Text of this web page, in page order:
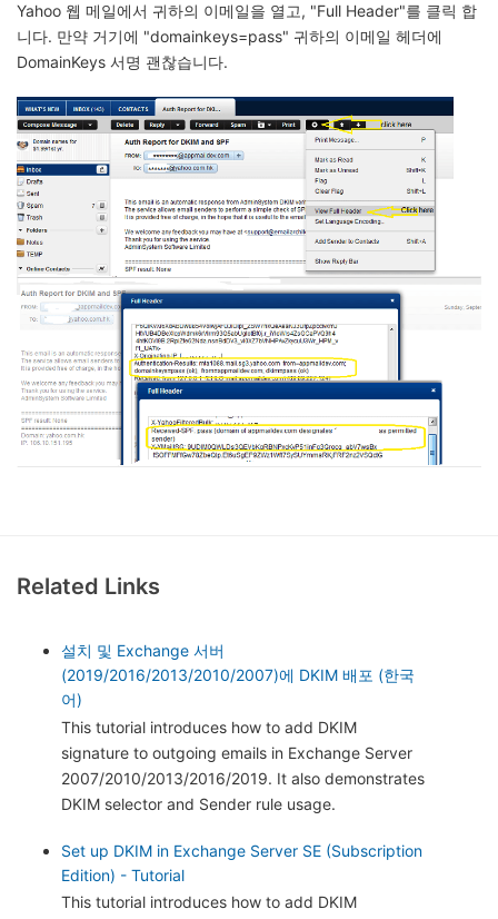
Yahoo 웹 메일에서 귀하의 이메일을 열고, "Full Header"를 클릭 합
니다. 만약 거기에 "domainkeys=pass" 귀하의 이메일 헤더에
DomainKeys 서명 괜찮습니다.
Related Links
설치 및 Exchange 서버
(2019/2016/2013/2010/2007)에 DKIM 배포 (한국
어)
This tutorial introduces how to add DKIM
signature to outgoing emails in Exchange Server
2007/2010/2013/2016/2019. It also demonstrates
DKIM selector and Sender rule usage.
Set up DKIM in Exchange Server SE (Subscription
Edition) - Tutorial
This tutorial introduces how to add DKIM